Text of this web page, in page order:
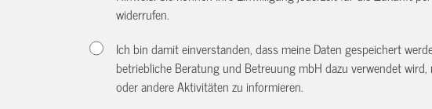
widerrufen.
Ich bin damit einverstanden, dass meine Daten gespeichert
betriebliche Beratung und Betreuung mbH dazu verwendet
oder andere Aktivitäten zu informieren.